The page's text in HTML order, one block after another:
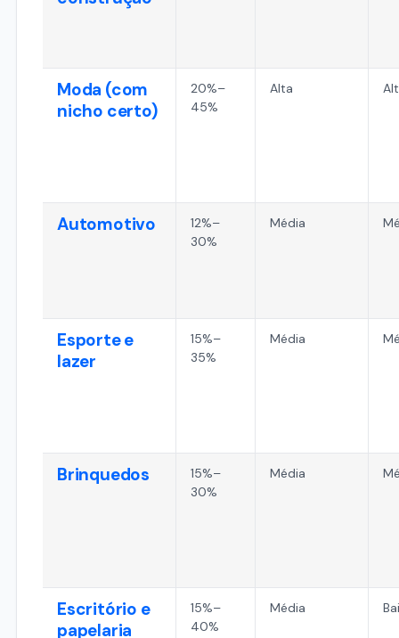
Moda (com
nicho certo)
20%–
45%
Alta
Automotivo
12%–
30%
Média
Esporte e
lazer
15%–
35%
Média
Brinquedos
15%–
30%
Média
Escritório e
papelaria
15%–
40%
Média